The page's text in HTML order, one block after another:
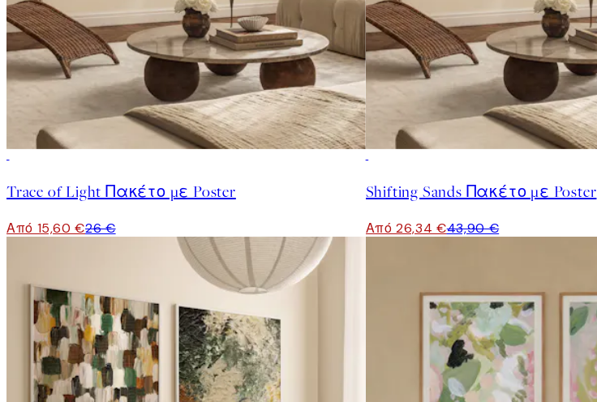
Trace of Light Πακέτο με Poster
Από 15,60 €26 €
Shifting Sands Πακέτο με Poster
Από 26,34 €43,90 €